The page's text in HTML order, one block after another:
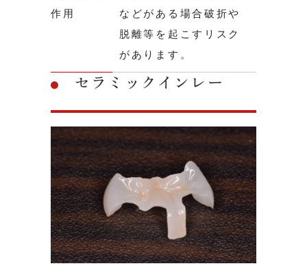
作用
などがある場合破折や
脱離等を起こすリスク
があります。
セラミックインレー